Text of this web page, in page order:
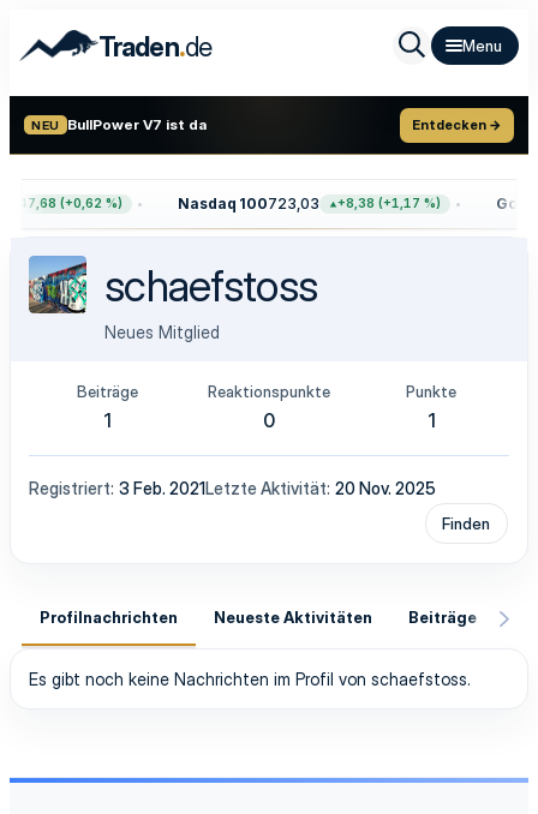
Traden.de
NEU BullPower V7 ist da Entdecken →
+47,68 (+0,62 %) Nasdaq 100723,03 +8,38 (+1,17 %) Gold
schaefstoss
Neues Mitglied
Beiträge
1
Reaktionspunkte
0
Punkte
1
Registriert 3 Feb. 2021Letzte Aktivität 20 Nov. 2025
Finden
Profilnachrichten Neueste Aktivitäten Beiträge
Es gibt noch keine Nachrichten im Profil von schaefstoss.